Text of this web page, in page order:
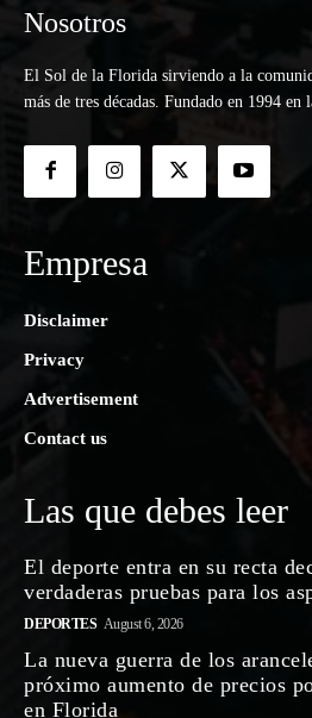
Nosotros
El Sol de la Florida sirviendo a la
más de tres décadas. Fundado en 1994
Empresa
Disclaimer
Privacy
Advertisement
Contact us
Las que debes leer
El deporte entra en su recta
verdaderas pruebas para los
DEPORTES August 6, 2026
La nueva guerra de los
próximo aumento de precios
en Florida